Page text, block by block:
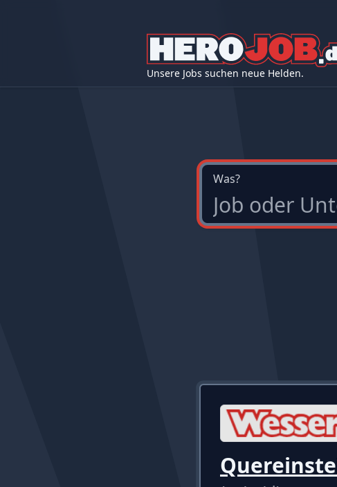
Unsere Jobs suchen neue Helden.
Was?